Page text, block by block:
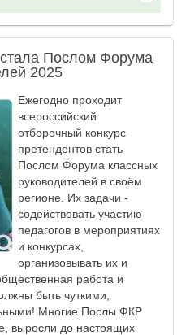
стала Послом Форума
2025
Ежегодно проходит
всероссийский
отборочный конкурс
претендентов стать
Послом Форума классных
руководителей в своём
регионе. Их задачи -
содействовать участию
педагогов в мероприятиях
и конкурсах,
организовывать их и
работа и
быть чуткими,
Многие Послы ФКР
выросли до настоящих